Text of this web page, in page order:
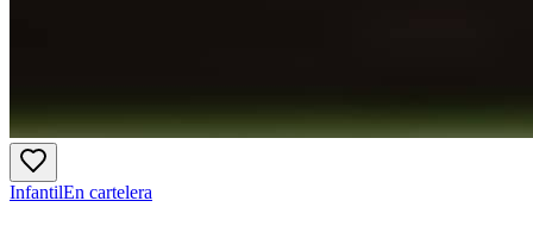
InfantilEn cartelera